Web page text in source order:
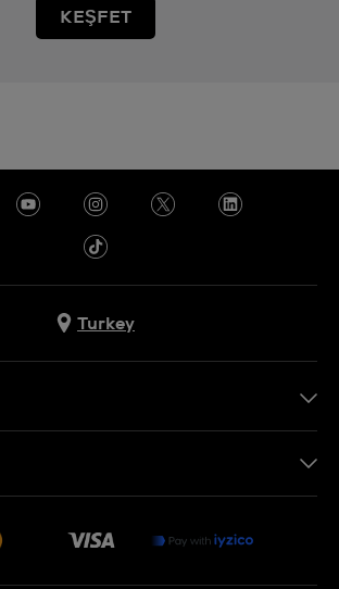
KEŞFET
Turkey